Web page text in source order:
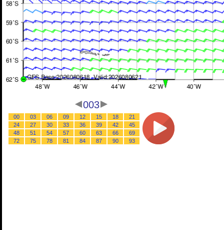
003
00 03 06 09 12 15 18
21
24
27 30 33 36 39 42
45
48
51 54 57 60 63 66
69
72
75 78 81 84 87 90 93